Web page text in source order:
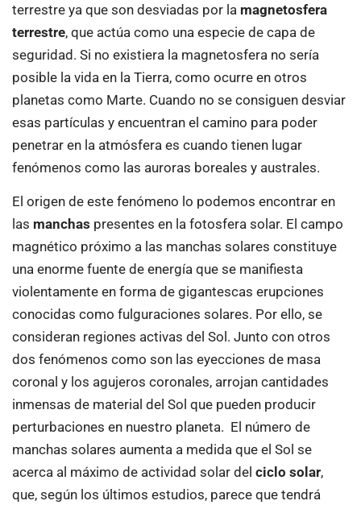
terrestre ya que son desviadas por la magnetosfera
terrestre, que actúa como una especie de capa de
seguridad. Si no existiera la magnetosfera no sería
posible la vida en la Tierra, como ocurre en otros
planetas como Marte. Cuando no se consiguen desviar
esas partículas y encuentran el camino para poder
penetrar en la atmósfera es cuando tienen lugar
fenómenos como las auroras boreales y australes.
El origen de este fenómeno lo podemos encontrar en
las manchas presentes en la fotosfera solar. El campo
magnético próximo a las manchas solares constituye
una enorme fuente de energía que se manifiesta
violentamente en forma de gigantescas erupciones
conocidas como fulguraciones solares. Por ello, se
consideran regiones activas del Sol. Junto con otros
dos fenómenos como son las eyecciones de masa
coronal y los agujeros coronales, arrojan cantidades
inmensas de material del Sol que pueden producir
perturbaciones en nuestro planeta. El número de
manchas solares aumenta a medida que el Sol se
acerca al máximo de actividad solar del ciclo solar,
que, según los últimos estudios, parece que tendrá